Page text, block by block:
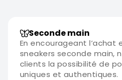
Seconde main
En encourageant l’achat
sneakers seconde main,
clients la possibilité de
uniques et authentiques.